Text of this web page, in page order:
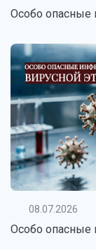
Особо опасные
08.07.2026
Особо опасные